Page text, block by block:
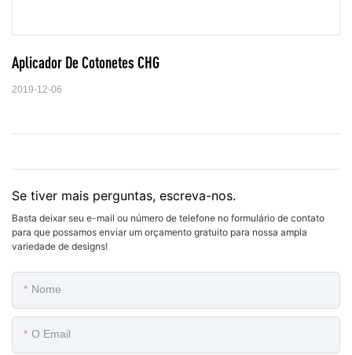
Aplicador De Cotonetes CHG
2019-12-06
Se tiver mais perguntas, escreva-nos.
Basta deixar seu e-mail ou número de telefone no formulário de contato
para que possamos enviar um orçamento gratuito para nossa ampla
variedade de designs!
Nome
O Email